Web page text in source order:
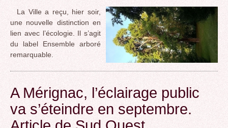
La Ville a reçu, hier soir,
une nouvelle distinction en
lien avec l’écologie. Il s’agit
du label Ensemble arboré
remarquable.
A Mérignac, l’éclairage public
va s’éteindre en septembre.